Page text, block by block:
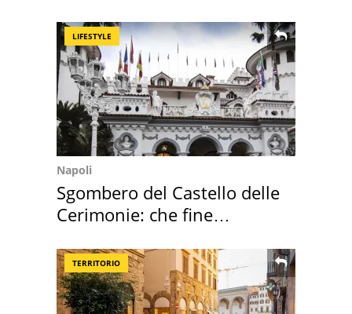
LIFESTYLE
Napoli
Sgombero del Castello delle
Cerimonie: che fine
TERRITORIO